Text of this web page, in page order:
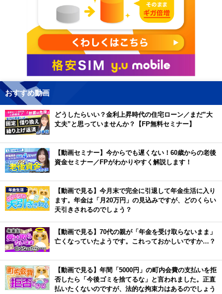
おすすめ動画
どうしたらいい？金利上昇時代の住宅ローン／まだ”大
丈夫”と思っていませんか？【FP無料セミナー】
【動画セミナー】今からでも遅くない！60歳からの老後
資金セミナー／FPがわかりやすく解説します！
【動画で見る】今月末で完全に引退して年金生活に入り
ます。年金は「月20万円」の見込みですが、どのくらい
天引きされるのでしょう？
【動画で見る】70代の親が「年金を受け取らないまま」
亡くなっていたようです。これっておかしいですか…？
【動画で見る】年間「5000円」の町内会費の支払いを拒
否したら「今後ゴミを捨てるな」と言われました。正直
払いたくないのですが、法的な拘束力はあるのでしょう